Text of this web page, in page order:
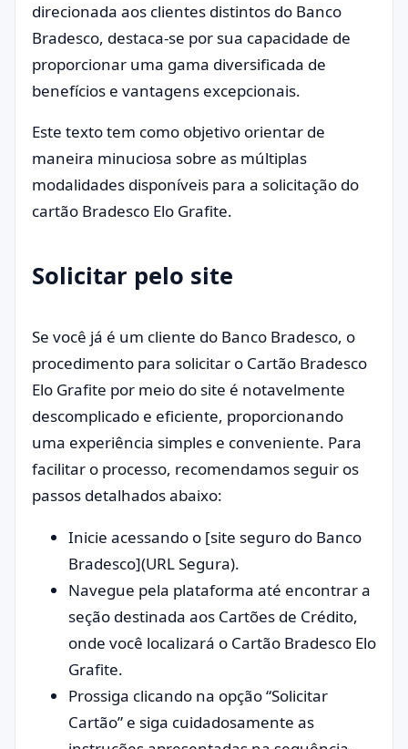
direcionada aos clientes distintos do Banco
Bradesco, destaca-se por sua capacidade de
proporcionar uma gama diversificada de
benefícios e vantagens excepcionais.
Este texto tem como objetivo orientar de
maneira minuciosa sobre as múltiplas
modalidades disponíveis para a solicitação do
cartão Bradesco Elo Grafite.
Solicitar pelo site
Se você já é um cliente do Banco Bradesco, o
procedimento para solicitar o Cartão Bradesco
Elo Grafite por meio do site é notavelmente
descomplicado e eficiente, proporcionando
uma experiência simples e conveniente. Para
facilitar o processo, recomendamos seguir os
passos detalhados abaixo:
Inicie acessando o [site seguro do Banco
Bradesco](URL Segura).
Navegue pela plataforma até encontrar a
seção destinada aos Cartões de Crédito,
onde você localizará o Cartão Bradesco Elo
Grafite.
Prossiga clicando na opção “Solicitar
Cartão” e siga cuidadosamente as